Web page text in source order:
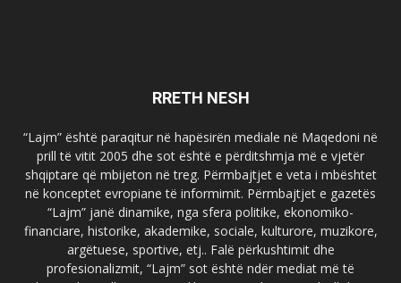
RRETH NESH
“Lajm” është paraqitur në hapësirën mediale në Maqedoni në
prill të vitit 2005 dhe sot është e përditshmja më e vjetër
shqiptare që mbijeton në treg. Përmbajtjet e veta i mbështet
në konceptet evropiane të informimit. Përmbajtjet e gazetës
“Lajm” janë dinamike, nga sfera politike, ekonomiko-
financiare, historike, akademike, sociale, kulturore, muzikore,
argëtuese, sportive, etj.. Falë përkushtimit dhe
profesionalizmit, “Lajm” sot është ndër mediat më të